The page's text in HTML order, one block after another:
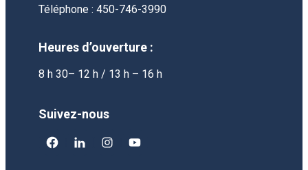
Téléphone : 450-746-3990
Heures d’ouverture :
8 h 30– 12 h / 13 h – 16 h
Suivez-nous
facebooklinkedininstagramyoutube